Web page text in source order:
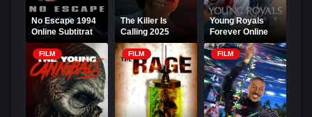
No Escape 1994
Online Subtitrat
The Killer Is
Calling 2025
Online Subtitrat –
Sună Ucigașul!
Young Royals
Forever Online
Subtitrat
FILM FILM FILM